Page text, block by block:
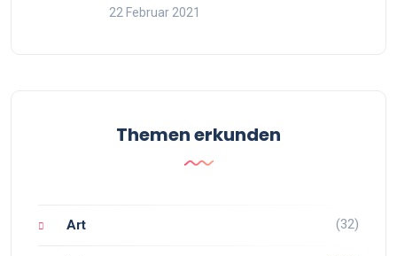
22 Februar 2021
Themen erkunden
Art (32)